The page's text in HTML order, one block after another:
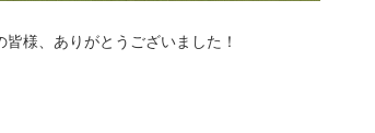
様、ありがとうございました！